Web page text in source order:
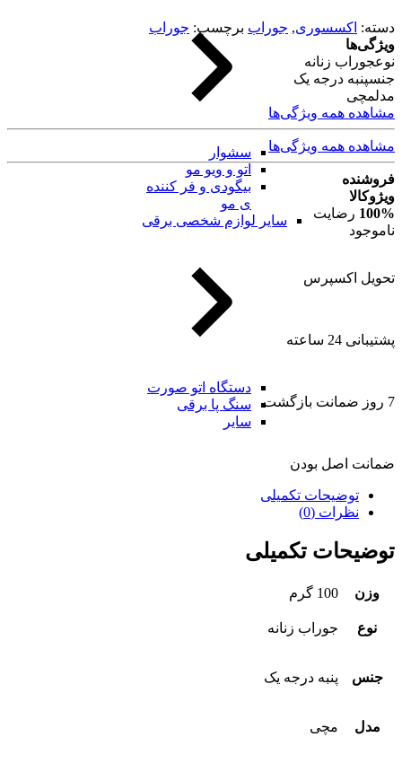
سشوار
اتو و ویو مو
بیگودی و فر کننده
ی مو
سایر لوازم شخصی برقی
دستگاه اتو صورت
سنگ پا برقی
سایر
دسته: اکسسوری, جوراب برچسب: جوراب
ویژگی‌ها
نوعجوراب زنانه
جنسپنبه درجه یک
مدلمچی
مشاهده همه ویژگی‌ها
مشاهده همه ویژگی‌ها
فروشنده
ویژوکالا
100% رضایت
ناموجود
تحویل اکسپرس
پشتیبانی 24 ساعته
7 روز ضمانت بازگشت
ضمانت اصل بودن
توضیحات تکمیلی
نظرات (0)
توضیحات تکمیلی
وزن 100 گرم
نوع جوراب زنانه
جنس پنبه درجه یک
مدل مچی